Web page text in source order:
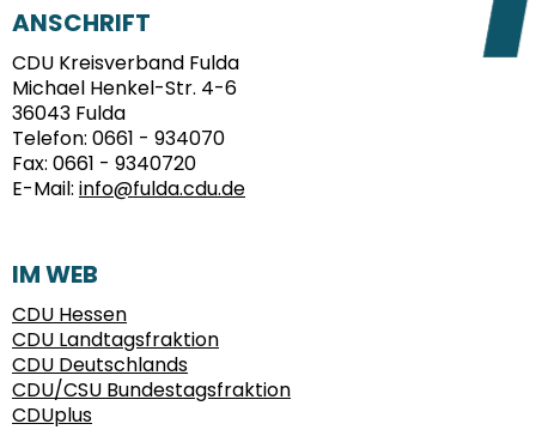
FUSSBEREICH
ANSCHRIFT
CDU Kreisverband Fulda
Michael Henkel-Str. 4-6
36043 Fulda
Telefon: 0661 - 934070
Fax: 0661 - 9340720
E-Mail: info@fulda.cdu.de
IM WEB
CDU Hessen
CDU Landtagsfraktion
CDU Deutschlands
CDU/CSU Bundestagsfraktion
CDUplus